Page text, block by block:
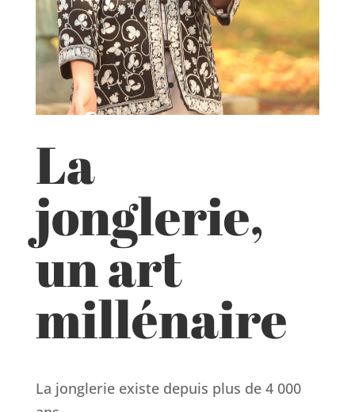
La
jonglerie,
un art
millénaire
La jonglerie existe depuis plus de 4 000